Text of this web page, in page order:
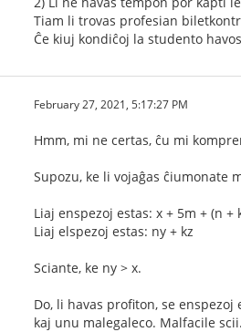
Tiam li trovas profesian
Ĉe kiuj kondiĉoj la studento
February 27, 2021, 5:17:27 PM
Hmm, mi ne certas, ĉu mi
Supozu, ke li vojaĝas ĉiumonate
Liaj enspezoj estas: x + 5m + (n +
Liaj elspezoj estas: ny + kz
Sciante, ke ny > x.
Do, li havas profiton, se
kaj unu malegaleco. Malfacile